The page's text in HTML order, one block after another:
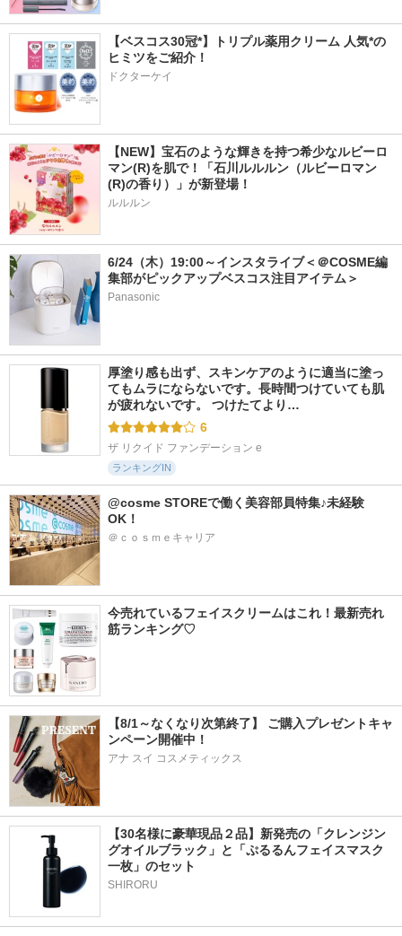
【ベスコス30冠*】トリプル薬用クリーム 人気*の
ヒミツをご紹介！
ドクターケイ
【NEW】宝石のような輝きを持つ希少なルビーロ
マン(R)を肌で！「石川ルルルン（ルビーロマン
(R)の香り）」が新登場！
ルルルン
6/24（木）19:00～インスタライブ＜＠COSME編
集部がピックアップベスコス注目アイテム＞
Panasonic
厚塗り感も出ず、スキンケアのように適当に塗っ
てもムラにならないです。長時間つけていても肌
が疲れないです。 つけたてより…
6
ザ リクイド ファンデーション e
ランキングIN
@cosme STOREで働く美容部員特集♪未経験
OK！
＠ｃｏｓｍｅキャリア
今売れているフェイスクリームはこれ！最新売れ
筋ランキング♡
【8/1～なくなり次第終了】 ご購入プレゼントキャ
ンペーン開催中！
アナ スイ コスメティックス
【30名様に豪華現品２品】新発売の「クレンジン
グオイルブラック」と「ぷるるんフェイスマスク
一枚」のセット
SHIRORU